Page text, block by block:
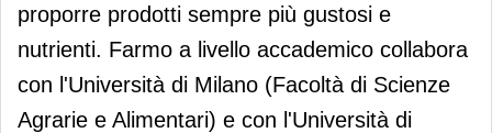
proporre prodotti sempre più gustosi e
nutrienti. Farmo a livello accademico collabora
con l'Università di Milano (Facoltà di Scienze
Agrarie e Alimentari) e con l'Università di